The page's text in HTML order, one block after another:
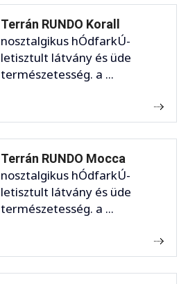
Terrán RUNDO Korall
nosztalgikus hÓdfarkÚ-
letisztult látvány és üde
természetesség. a ...
Terrán RUNDO Mocca
nosztalgikus hÓdfarkÚ-
letisztult látvány és üde
természetesség. a ...